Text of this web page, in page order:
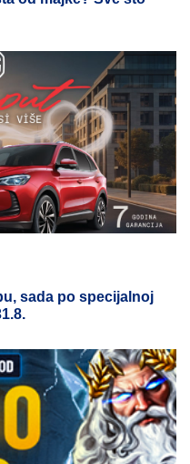
sada po specijalnoj